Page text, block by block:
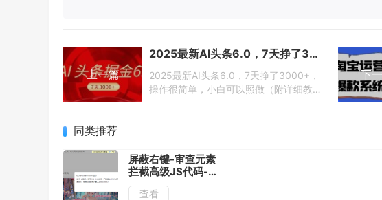
上一篇
2025最新AI头条6.0，7天挣了3000+，操作很简单，小白可以照做（附详细教程）
2025最新AI头条6.0，7天挣了3000+，
操作很简单，小白可以照做（附详细教
下
同类推荐
屏蔽右键-审查元素
拦截高级JS代码-超
级好用
查看
沙发